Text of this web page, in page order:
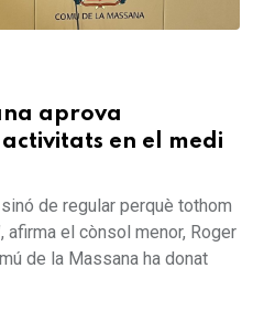
aprova
en el medi
de regular perquè tothom
afirma el cònsol menor, Roger
de la Massana ha donat